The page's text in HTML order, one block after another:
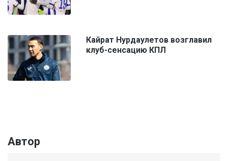
Кайрат Нурдаулетов возглавил
клуб-сенсацию КПЛ
Автор